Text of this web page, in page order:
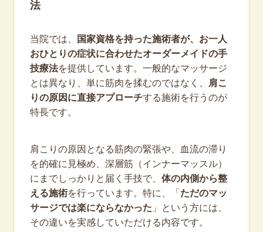
法
当院では、
国家資格を持った施術者が、お一人
おひとりの症状に合わせたオーダーメイドの手
技療法を提供しています。一般的なマッサージ
とは異なり、単に筋肉を揉むのではなく、
肩こ
りの原因に直接アプローチする施術を行うのが
特長です。
肩こりの原因となる筋肉の緊張や、血流の滞り
を的確に見極め、深層筋（インナーマッスル）
にまでしっかりと届く手技で、 体の内側から整
える施術を行っています。特に、「ただのマッ
サージでは楽にならなかった 」という方には、
その違いを実感していただける内容です。